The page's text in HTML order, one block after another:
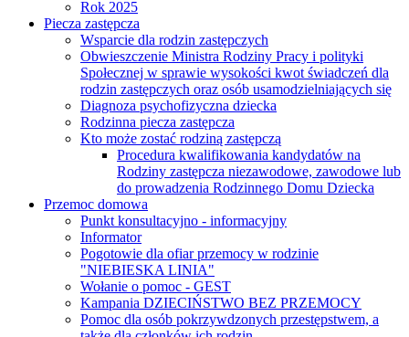
Rok 2025
Piecza zastępcza
Wsparcie dla rodzin zastępczych
Obwieszczenie Ministra Rodziny Pracy i polityki
Społecznej w sprawie wysokości kwot świadczeń dla
rodzin zastępczych oraz osób usamodzielniających się
Diagnoza psychofizyczna dziecka
Rodzinna piecza zastępcza
Kto może zostać rodziną zastępczą
Procedura kwalifikowania kandydatów na
Rodziny zastępcza niezawodowe, zawodowe lub
do prowadzenia Rodzinnego Domu Dziecka
Przemoc domowa
Punkt konsultacyjno - informacyjny
Informator
Pogotowie dla ofiar przemocy w rodzinie
"NIEBIESKA LINIA"
Wołanie o pomoc - GEST
Kampania DZIECIŃSTWO BEZ PRZEMOCY
Pomoc dla osób pokrzywdzonych przestępstwem, a